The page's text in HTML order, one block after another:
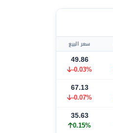
سعر البيع
49.86
-0.03%
67.13
-0.07%
35.63
0.15%